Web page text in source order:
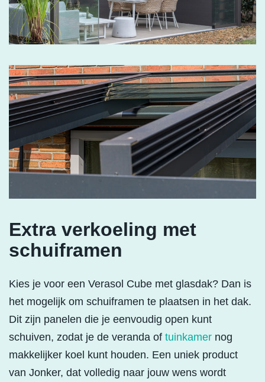
Extra verkoeling met
schuiframen
Kies je voor een Verasol Cube met glasdak? Dan is
het mogelijk om schuiframen te plaatsen in het dak.
Dit zijn panelen die je eenvoudig open kunt
schuiven, zodat je de veranda of tuinkamer nog
makkelijker koel kunt houden. Een uniek product
van Jonker, dat volledig naar jouw wens wordt